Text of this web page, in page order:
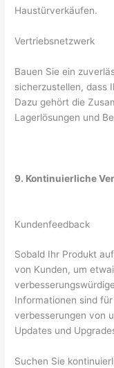
Haustürverkäufen.
Vertriebsnetzwerk
Bauen Sie ein
sicherzustellen, dass
Dazu gehört die
Lagerlösungen und
9. Kontinuierliche
Kundenfeedback
Sobald Ihr Produkt
von Kunden, um
Informationen sind
verbesserungen von
Updates und
Suchen Sie